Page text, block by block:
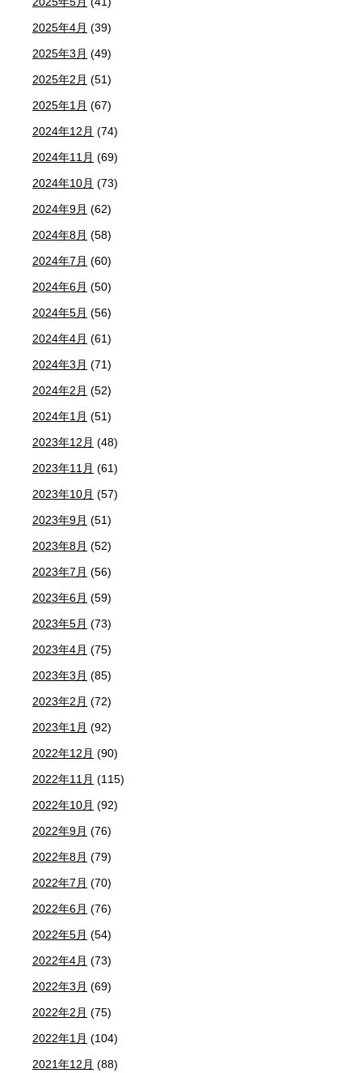
2025年4月 (39)
2025年3月 (49)
2025年2月 (51)
2025年1月 (67)
2024年12月 (74)
2024年11月 (69)
2024年10月 (73)
2024年9月 (62)
2024年8月 (58)
2024年7月 (60)
2024年6月 (50)
2024年5月 (56)
2024年4月 (61)
2024年3月 (71)
2024年2月 (52)
2024年1月 (51)
2023年12月 (48)
2023年11月 (61)
2023年10月 (57)
2023年9月 (51)
2023年8月 (52)
2023年7月 (56)
2023年6月 (59)
2023年5月 (73)
2023年4月 (75)
2023年3月 (85)
2023年2月 (72)
2023年1月 (92)
2022年12月 (90)
2022年11月 (115)
2022年10月 (92)
2022年9月 (76)
2022年8月 (79)
2022年7月 (70)
2022年6月 (76)
2022年5月 (54)
2022年4月 (73)
2022年3月 (69)
2022年2月 (75)
2022年1月 (104)
2021年12月 (88)